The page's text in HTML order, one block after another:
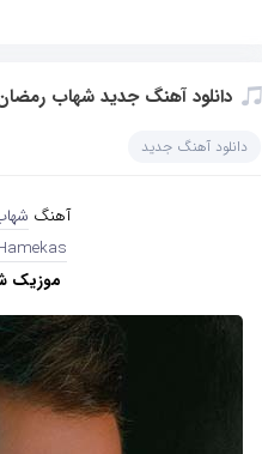
دانلود آهنگ جدید شهاب
دانلود آهنگ جدید
آهنگ
موزیک